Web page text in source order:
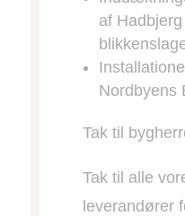
af Hadbjerg
Nordbyens
Tak til
Tak til alle
leverandører